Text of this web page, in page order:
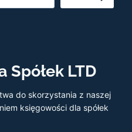
Spółek LTD
do skorzystania z naszej
księgowości dla spółek